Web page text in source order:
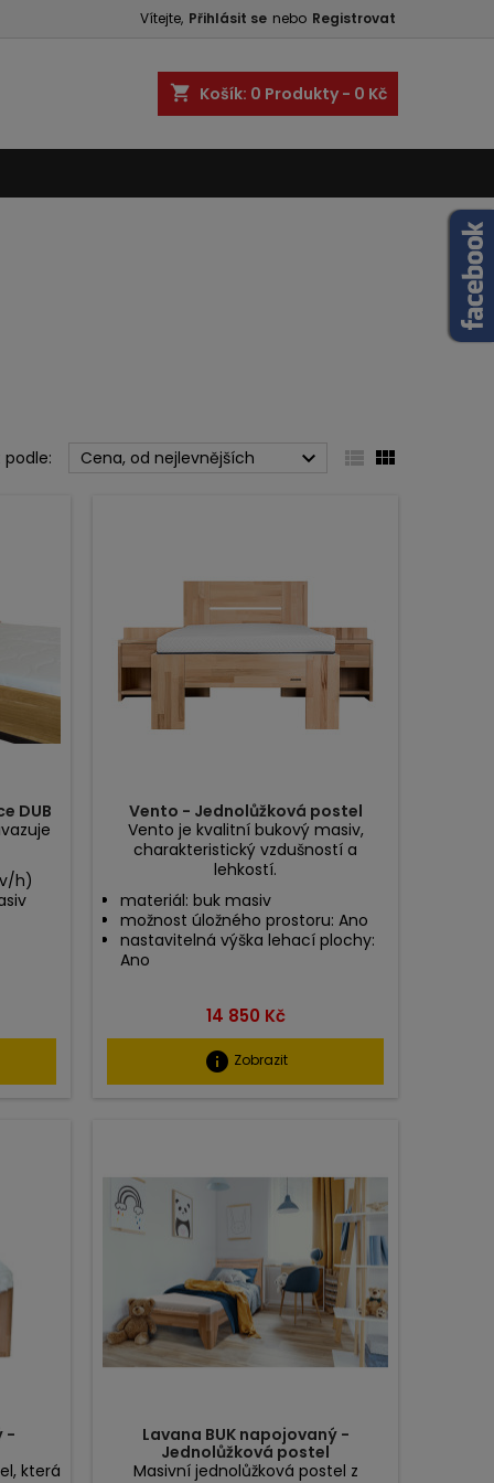
Vítejte, Přihlásit se nebo Registrovat
shopping_cart Košík: 0 Produkty - 0 Kč
podle: Cena, od nejlevnějších   
DUB
h)
Vento - Jednolůžková postel
Vento je kvalitní bukový masiv,
charakteristický vzdušností a
lehkostí.
materiál: buk masiv
možnost úložného prostoru: Ano
nastavitelná výška lehací plochy:
Ano
Cena
14 850 Kč
info Zobrazit
-
která
Lavana BUK napojovaný -
Jednolůžková postel
Masivní jednolůžková postel z